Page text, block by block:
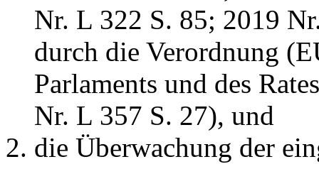
Nr. L 322 S. 85; 2019
durch die Verordnung
Parlaments und des
Nr. L 357 S. 27), und
die Überwachung der